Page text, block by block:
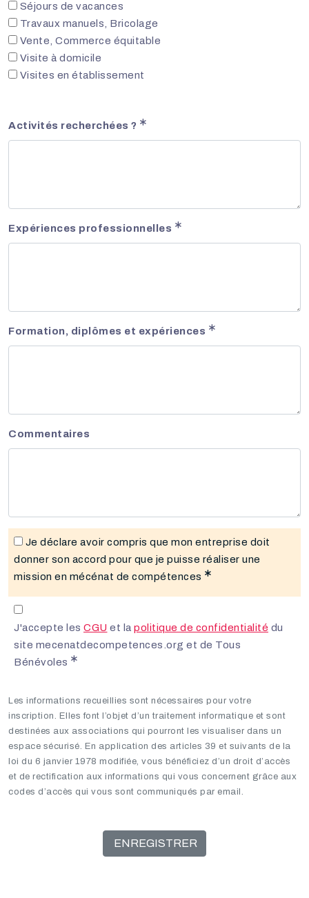
Séjours de vacances
Travaux manuels, Bricolage
Vente, Commerce équitable
Visite à domicile
Visites en établissement
Activités recherchées ?
Expériences professionnelles
Formation, diplômes et expériences
Commentaires
Je déclare avoir compris que mon entreprise doit
donner son accord pour que je puisse réaliser une
mission en mécénat de compétences
J'accepte les CGU et la politique de confidentialité du
site mecenatdecompetences.org et de Tous
Bénévoles
Les informations recueillies sont nécessaires pour votre
inscription. Elles font l’objet d’un traitement informatique et sont
destinées aux associations qui pourront les visualiser dans un
espace sécurisé. En application des articles 39 et suivants de la
loi du 6 janvier 1978 modifiée, vous bénéficiez d’un droit d’accès
et de rectification aux informations qui vous concernent grâce aux
codes d’accès qui vous sont communiqués par email.
ENREGISTRER